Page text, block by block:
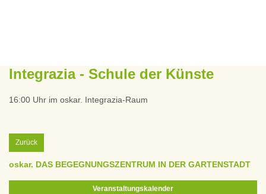
Integrazia - Schule der Künste
16:00 Uhr im oskar. Integrazia-Raum
Zurück
oskar. DAS BEGEGNUNGSZENTRUM IN DER GARTENSTADT
Veranstaltungskalender